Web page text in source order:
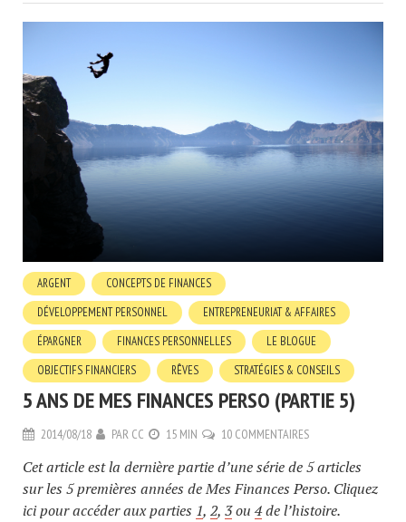
ARGENT
CONCEPTS DE FINANCES
DÉVELOPPEMENT PERSONNEL
ENTREPRENEURIAT & AFFAIRES
ÉPARGNER
FINANCES PERSONNELLES
LE BLOGUE
OBJECTIFS FINANCIERS
RÊVES STRATÉGIES & CONSEILS
5 ANS DE MES FINANCES PERSO (PARTIE 5)
2014/08/18 PAR CC 15 MIN 10 COMMENTAIRES
Cet article est la dernière partie d’une série de 5 articles
sur les 5 premières années de Mes Finances Perso. Cliquez
ici pour accéder aux parties 1, 2, 3ou 4de l’histoire.